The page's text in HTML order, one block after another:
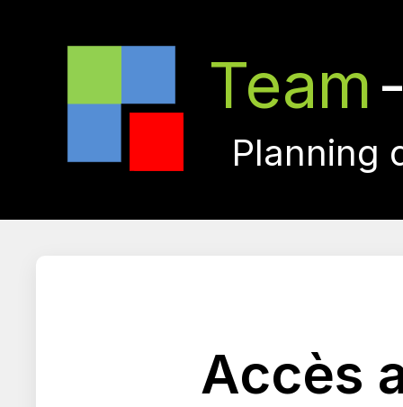
Team
Planning
Accès